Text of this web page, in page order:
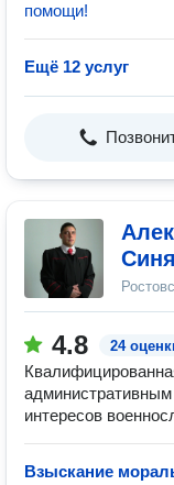
помощи!
Ещё 12 услуг
4.8 24
интересов
Взыскание